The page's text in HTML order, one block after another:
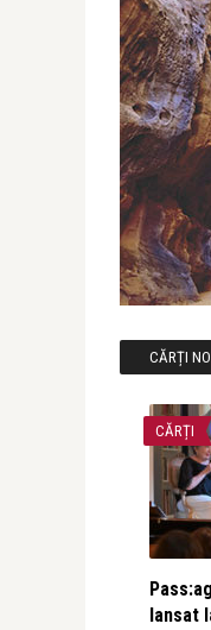
CĂRȚI
CĂRȚI
lansat